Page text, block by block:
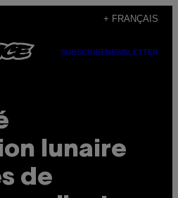
+ FRANÇAIS
SUBSCRIBENEWSLETTER
lunaire
de